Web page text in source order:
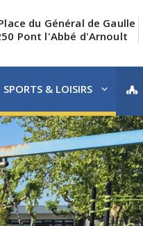
du Général de Gaulle
Pont l'Abbé d'Arnoult
SPORTS & LOISIRS